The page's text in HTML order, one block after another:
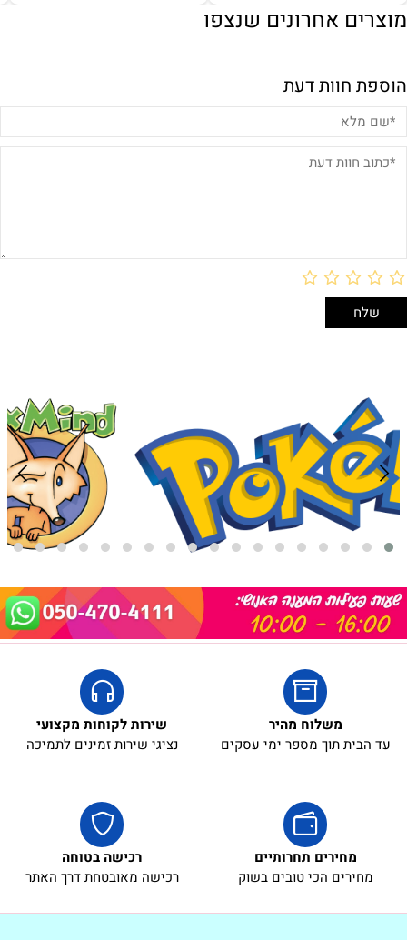
מתנה:
מוצרים אחרונים שנצפו
הוספת חוות דעת
משלוח מהיר
עד הבית תוך מספר ימי עסקים
שירות לקוחות מקצועי
נציגי שירות זמינים לתמיכה
מחירים תחרותיים
מחירים הכי טובים בשוק
רכישה בטוחה
רכישה מאובטחת דרך האתר